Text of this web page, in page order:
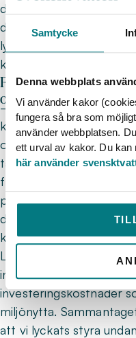
Samtycke
Denna webbplats
Vi använder kakor
fungera så bra som
använder webbplatsen.
ett urval av kakor. Du
här använder
de nya politiska
det kulturella och
lyckas på lång sikt krävs
kompromissvilja och en
Finns några
organisationer?
– Det nya
kommer ha enorm
organisationer och hela
tanke på hur det första
framgångssaga för
påverkansarbete
den kosmetiska
kostnaden för
Likaså lyckades vi
innebär att svenska
investeringskostnader
miljönytta.
att vi lyckats styra